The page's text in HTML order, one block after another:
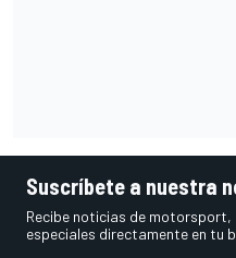
Suscríbete a nuestra
Recibe noticias de
especiales directamente en tu